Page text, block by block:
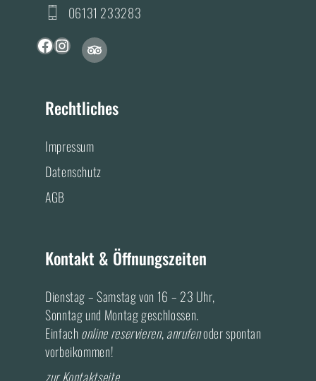
06131 233283
F I
t
a
g
r
a
m
A
o
u
n
t
T
r
d
v
s
o
r
Rechtliches
Impressum
Datenschutz
AGB
Kontakt & Öffnungszeiten
Dienstag – Samstag von 16 – 23 Uhr,
Sonntag und Montag geschlossen.
Einfach online reservieren,anrufenoder spontan
vorbeikommen!
zur Kontaktseite